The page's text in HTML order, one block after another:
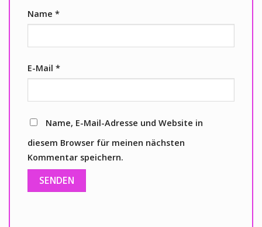
Name *
E-Mail *
Name, E-Mail-Adresse und Website in
diesem Browser für meinen nächsten
Kommentar speichern.